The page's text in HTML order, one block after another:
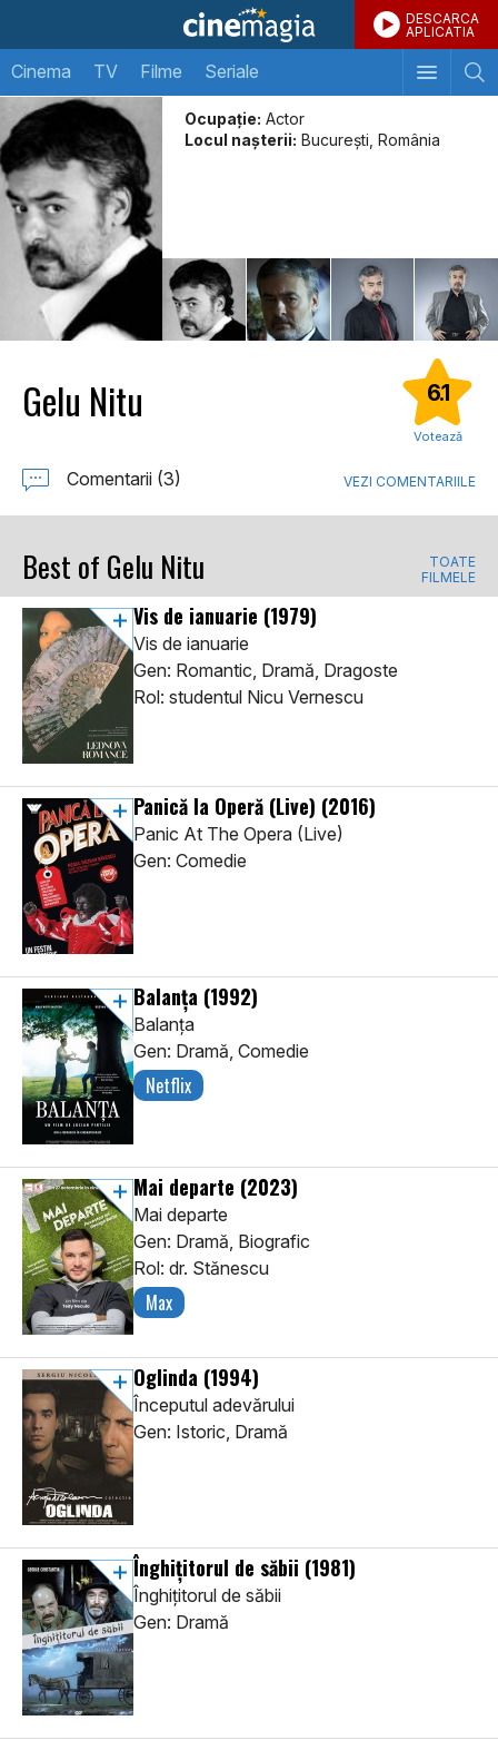
DESCARCA
APLICATIA
Cinema TV Filme Seriale
Ocupație: Actor
Locul naşterii: Bucureşti, România
Gelu Nitu 6.1
Votează
Comentarii (3) VEZI COMENTARIILE
Best of Gelu Nitu
TOATE
FILMELE
Vis de ianuarie (1979)
Vis de ianuarie
Gen: Romantic, Dramă, Dragoste
Rol: studentul Nicu Vernescu
Panică la Operă (Live) (2016)
Panic At The Opera (Live)
Gen: Comedie
Balanța (1992)
Balanța
Gen: Dramă, Comedie
Netflix
Mai departe (2023)
Mai departe
Gen: Dramă, Biografic
Rol: dr. Stănescu
Max
Oglinda (1994)
Începutul adevărului
Gen: Istoric, Dramă
Înghițitorul de săbii (1981)
Înghițitorul de săbii
Gen: Dramă